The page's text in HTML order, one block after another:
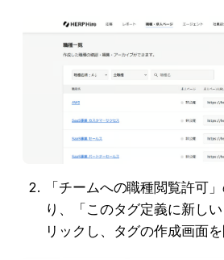
「チームへの職種閲覧許可
り、「このタグ定義に新し
リックし、タグの作成画面を